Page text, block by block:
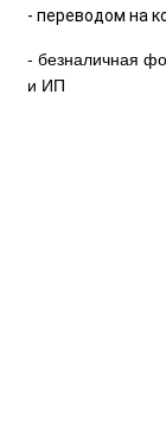
- переводом на
- безналичная
и ИП